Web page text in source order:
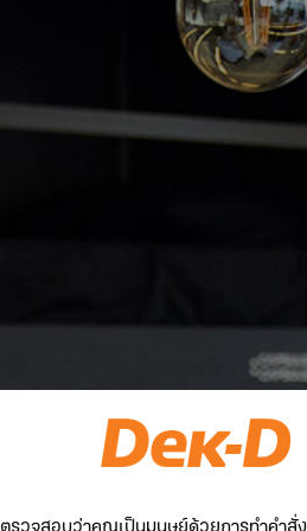
ตรวจสอบว่าคุณเป็นมนุษย์ด้วยการทำคำสั่ง